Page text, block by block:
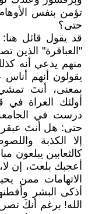
تؤمن بنفس
حتى؟
قد يقول قائل
"العباقرة" الذين
منهم يدعي أنه
يقولون أنهم
بمعنى، أنتَ
أولئك العراة
درست في
حتى: هل أنتَ
إلا الكذبة
كالثعابين يبلعون
أعجبك بلعتَ، إن
الاتهامات ممن
أذكى البشر
الله! برغم أنكَ